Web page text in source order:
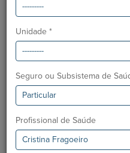
Unidade *
Seguro ou Subsistema de
Profissional de Saúde
Línguas
Desde
Ordem dos Médicos: 56785
Especialidade:
Mestrado Integrado em
da Universidade do Porto